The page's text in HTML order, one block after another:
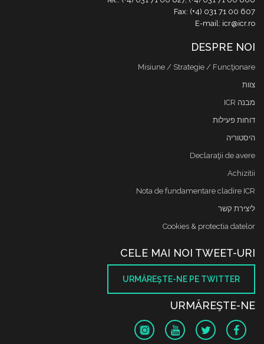
Fax: (+4) 031 71 00 607
E-mail: icr@icr.ro
DESPRE NOI
Misiune / Strategie / Funcţionare
צוות
מבנה ICR
דוחות פעילות
היסטוריה
Declaraţii de avere
Achizitii
Nota de fundamentare cladire ICR
ליצירת קשר
Cookies & protectia datelor
CELE MAI NOI TWEET-URI
URMĂREŞTE-NE PE TWITTER
URMĂREŞTE-NE